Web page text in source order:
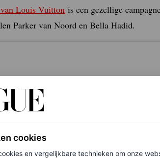
Louis Vuitton is een gezellige
Parker van Noord en Bella Hadid.
cookies
en vergelijkbare technieken om onze